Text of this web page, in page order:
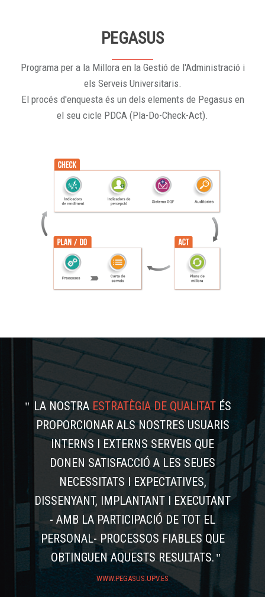
PEGASUS
Programa per a la Millora en la Gestió de l'Administració i
els Serveis Universitaris.
El procés d'enquesta és un dels elements de Pegasus en
el seu cicle PDCA (Pla-Do-Check-Act).
LA NOSTRAESTRATÈGIA DE QUALITAT ÉS
PROPORCIONAR ALS NOSTRES USUARIS
INTERNS I EXTERNS SERVEIS QUE
DONEN SATISFACCIÓ A LES SEUES
NECESSITATS I EXPECTATIVES,
DISSENYANT, IMPLANTANT I EXECUTANT
- AMB LA PARTICIPACIÓ DE TOT EL
PERSONAL- PROCESSOS FIABLES QUE
OBTINGUEN AQUESTS RESULTATS.
WWW.PEGASUS.UPV.ES